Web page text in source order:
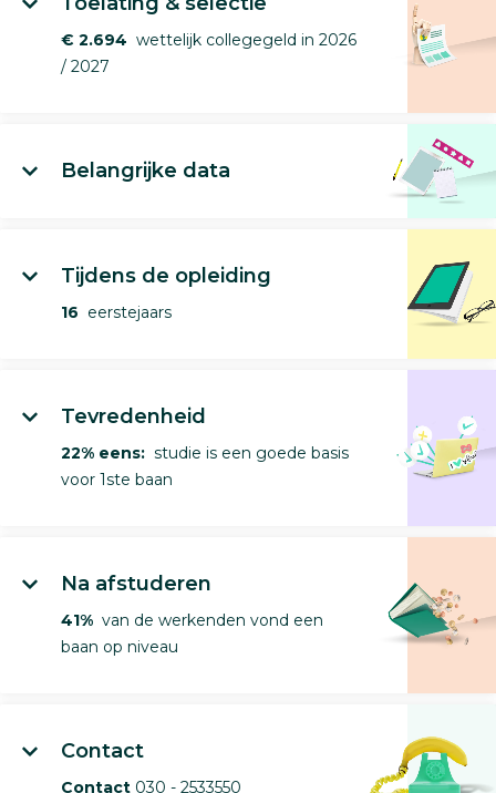
€ 2.694 wettelijk collegegeld in 2026
/ 2027
Belangrijke data
Tijdens de opleiding
16 eerstejaars
Tevredenheid
22% eens: studie is een goede basis
voor 1ste baan
Na afstuderen
41% van de werkenden vond een
baan op niveau
Contact
Contact 030 - 2533550